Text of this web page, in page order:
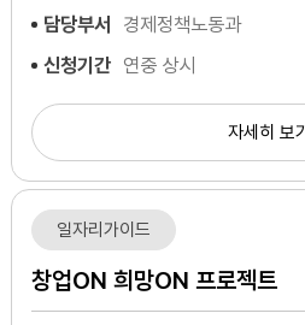
담당부서
경제정책노동과
신청기간 연중 상시
자세히 보기
일자리가이드
창업ON 희망ON 프로젝트